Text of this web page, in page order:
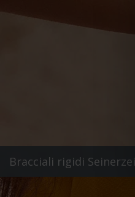
Bracciali rigidi Seinerzeit